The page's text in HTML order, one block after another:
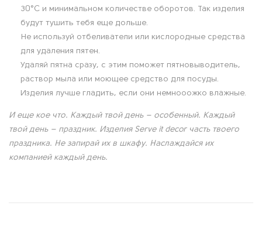
а
и
е
30°C и минимальном количестве оборотов. Так изделия
будут тушить тебя еще дольше.
Не используй отбеливатели или кислородные средства
для удаления пятен.
Удаляй пятна сразу, с этим поможет пятновыводитель,
раствор мыла или моющее средство для посуды.
Изделия лучше гладить, если они немнооожко влажные.
И еще кое что. Каждый твой день – особенный. Каждый
твой день – праздник. Изделия Serve it decor часть твоего
праздника. Не запирай их в шкафу. Наслаждайся их
компанией каждый день.